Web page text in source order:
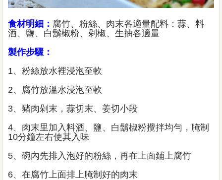
食材明細： 腐竹、粉絲、肉末各適量配料：蒜、料
酒、鹽、白鬍椒粉、剁椒、生抽各適量
製作步驟：
1、粉絲放水裡浸泡至軟
2、腐竹放溫水浸泡至軟
3、豬肉剁末，蒜切末、姜切小段
4、肉末里加入料酒、鹽、白鬍椒粉攪拌均勻，腌制
10分鐘左右使其入味
5、碗內先排入泡好的粉絲，再在上面鋪上腐竹
6、在腐竹上面排上腌制好的肉末